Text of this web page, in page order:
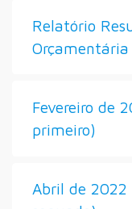
Relatório
Orçamentária
Fevereiro de
primeiro)
Abril de